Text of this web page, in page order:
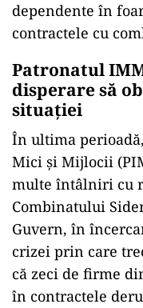
dependente în
contractele cu
Patronatul
disperare să
situației
În ultima
Mici și Mijlocii
multe întâlniri cu
Combinatului
Guvern, în
crizei prin care
că zeci de firme
în contractele